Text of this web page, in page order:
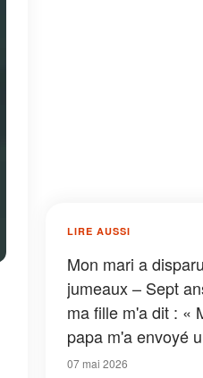
LIRE AUSSI
Mon mari a
jumeaux – Sept
ma fille m'a dit : «
papa m'a envoyé
veille de leur
07 mai 2026